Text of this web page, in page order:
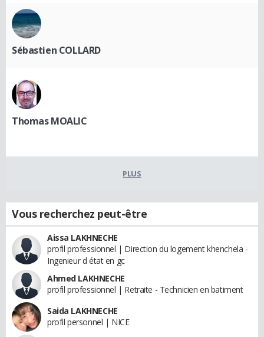
Sébastien COLLARD
Thomas MOALIC
PLUS
Vous recherchez peut-être
Aissa LAKHNECHE
profil professionnel | Direction du logement khenchela -
Ingenieur d état en gc
Ahmed LAKHNECHE
profil professionnel | Retraite - Technicien en batiment
Saida LAKHNECHE
profil personnel | NICE